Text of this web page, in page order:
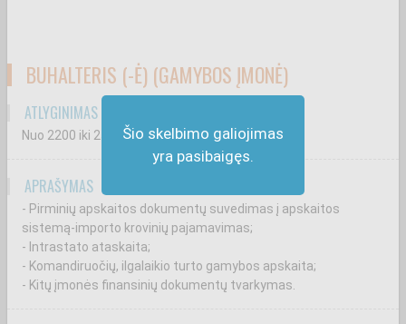
Šio skelbimo galiojimas
yra pasibaigęs.
BUHALTERIS (-Ė) (GAMYBOS ĮMONĖ)
ATLYGINIMAS ATSKAIČIUS MOKESČIUS
Nuo 2200 iki 2500 €
APRAŠYMAS
- Pirminių apskaitos dokumentų suvedimas į apskaitos
sistemą-importo krovinių pajamavimas;
- Intrastato ataskaita;
- Komandiruočių, ilgalaikio turto gamybos apskaita;
- Kitų įmonės finansinių dokumentų tvarkymas.